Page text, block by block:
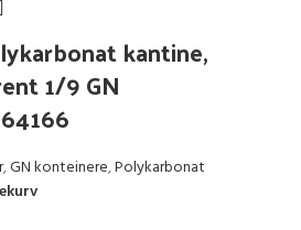
kantine,
1/9 GN
,GN konteinere,Polykarbonat